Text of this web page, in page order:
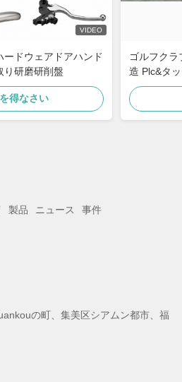
VIDEO
ドウェアドアハンド
り研磨研削盤
得なさい
ゴルフク
造 Plc&タ
ット ロボ
製品 ニュース
事件
の町、集美区シアムン都市、福